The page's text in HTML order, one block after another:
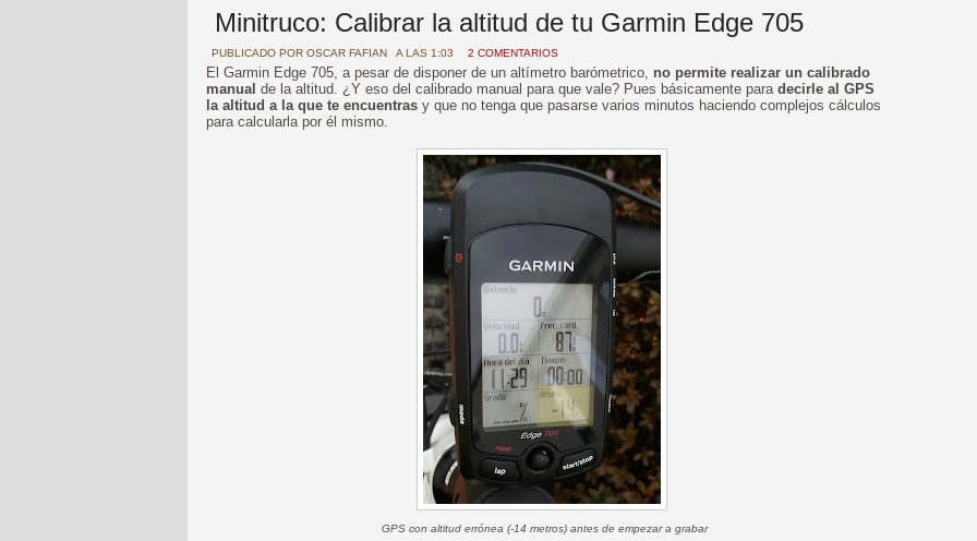
Minitruco: Calibrar la altitud de tu Garmin Edge 705
PUBLICADO POR OSCAR FAFIAN A LAS 1:03 2 COMENTARIOS
El Garmin Edge 705, a pesar de disponer de un altímetro barómetrico, no permite realizar un calibrado
manual de la altitud. ¿Y eso del calibrado manual para que vale? Pues básicamente para decirle al GPS
la altitud a la que te encuentras y que no tenga que pasarse varios minutos haciendo complejos cálculos
para calcularla por él mismo.
GPS con altitud errónea (-14 metros) antes de empezar a grabar